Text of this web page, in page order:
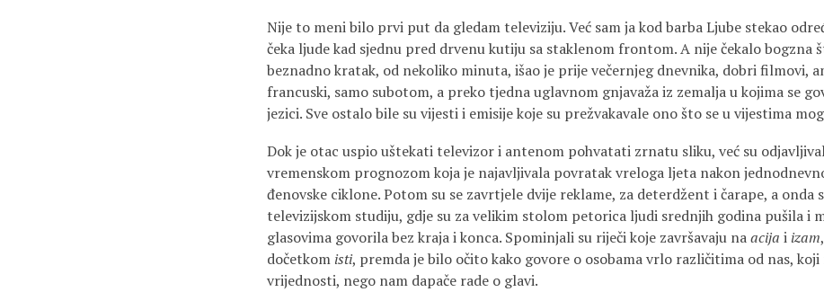
Nije to meni bilo prvi put da gledam televiziju. Već sam ja kod barba Ljube stekao
čeka ljude kad sjednu pred drvenu kutiju sa staklenom frontom. A nije čekalo bogzna
beznadno kratak, od nekoliko minuta, išao je prije večernjeg dnevnika, dobri filmovi,
francuski, samo subotom, a preko tjedna uglavnom gnjavaža iz zemalja u kojima se
jezici. Sve ostalo bile su vijesti i emisije koje su prežvakavale ono što se u vijestima
Dok je otac uspio uštekati televizor i antenom pohvatati zrnatu sliku, već su
vremenskom prognozom koja je najavljivala povratak vreloga ljeta nakon
đenovske ciklone. Potom su se zavrtjele dvije reklame, za deterdžent i čarape, a onda
televizijskom studiju, gdje su za velikim stolom petorica ljudi srednjih godina pušila i
glasovima govorila bez kraja i konca. Spominjali su riječi koje završavaju naacija i izam
dočetkom isti, premda je bilo očito kako govore o osobama vrlo različitima od nas, koji
vrijednosti, nego nam dapače rade o glavi.